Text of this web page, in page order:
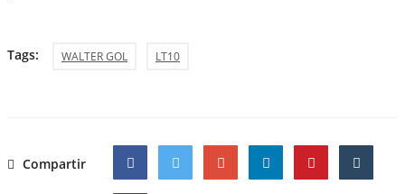
Tags: WALTER GOL LT10
Compartir